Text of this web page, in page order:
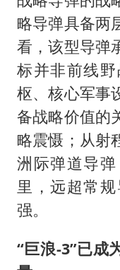
略导弹具备两
看，该型导弹
标并非前线
枢、核心军事
备战略价值的
略震慑；从射
洲际弹道导
里，远超常
强。
“巨浪-3”已成